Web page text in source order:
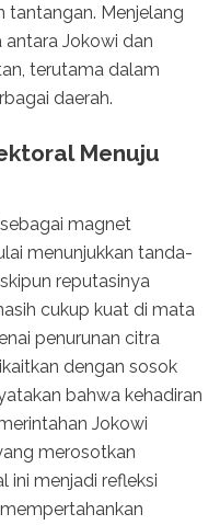
tantangan. Menjelang
Jokowi dan
terutama dalam
daerah.
Menuju
magnet
menunjukkan tanda-
reputasinya
cukup kuat di mata
penurunan citra
dengan sosok
bahwa kehadiran
Jokowi
merosotkan
ini menjadi refleksi